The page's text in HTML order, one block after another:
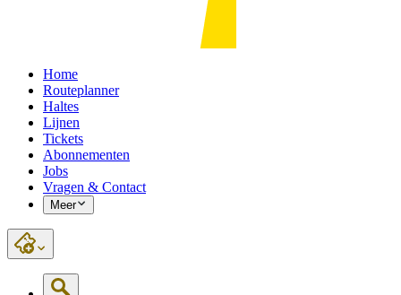
Home
Routeplanner
Haltes
Lijnen
Tickets
Abonnementen
Jobs
Vragen & Contact
Meer